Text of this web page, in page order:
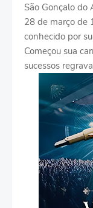
São Gonçalo do
28 de março de
conhecido por
Começou sua
sucessos